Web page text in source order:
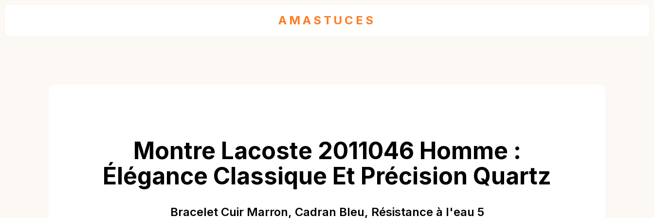
AMASTUCES
Montre Lacoste 2011046 Homme :
Élégance Classique Et Précision Quartz
Bracelet Cuir Marron, Cadran Bleu, Résistance à l'eau 5